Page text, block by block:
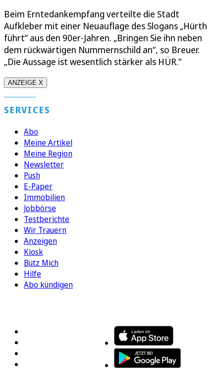
Beim Erntedankempfang verteilte die Stadt
Aufkleber mit einer Neuauflage des Slogans „Hürth
führt“ aus den 90er-Jahren. „Bringen Sie ihn neben
dem rückwärtigen Nummernschild an“, so Breuer.
„Die Aussage ist wesentlich stärker als HÜR.“
ANZEIGE X
SERVICES
Abo
Meine Artikel
Meine Region
Newsletter
Push
E-Paper
Immobilien
Jobbörse
Testberichte
Wir Trauern
Anzeigen
Kiosk
Bütz Mich
Hilfe
Abo kündigen